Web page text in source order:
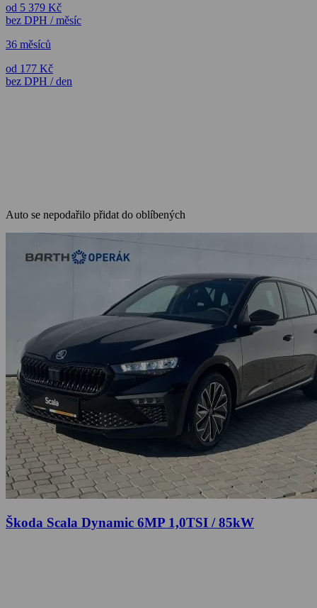
od 5 379 Kč
bez DPH / měsíc
36 měsíců
od 177 Kč
bez DPH / den
Auto se nepodařilo přidat do oblíbených
Škoda Scala Dynamic 6MP 1,0TSI / 85kW